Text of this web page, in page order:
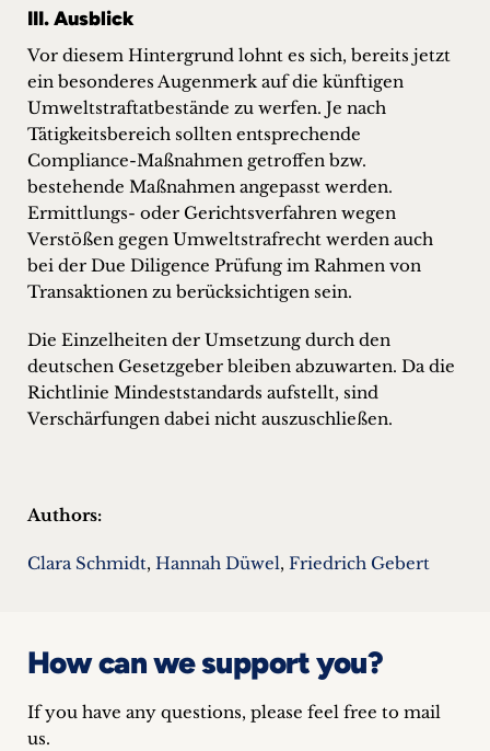
III. Ausblick
Vor diesem Hintergrund lohnt es sich, bereits jetzt
ein besonderes Augenmerk auf die künftigen
Umweltstraftatbestände zu werfen. Je nach
Tätigkeitsbereich sollten entsprechende
Compliance-Maßnahmen getroffen bzw.
bestehende Maßnahmen angepasst werden.
Ermittlungs- oder Gerichtsverfahren wegen
Verstößen gegen Umweltstrafrecht werden auch
bei der Due Diligence Prüfung im Rahmen von
Transaktionen zu berücksichtigen sein.
Die Einzelheiten der Umsetzung durch den
deutschen Gesetzgeber bleiben abzuwarten. Da die
Richtlinie Mindeststandards aufstellt, sind
Verschärfungen dabei nicht auszuschließen.
Authors:
Clara Schmidt, Hannah Düwel, Friedrich Gebert
How can we support you?
If you have any questions, please feel free to mail
us.